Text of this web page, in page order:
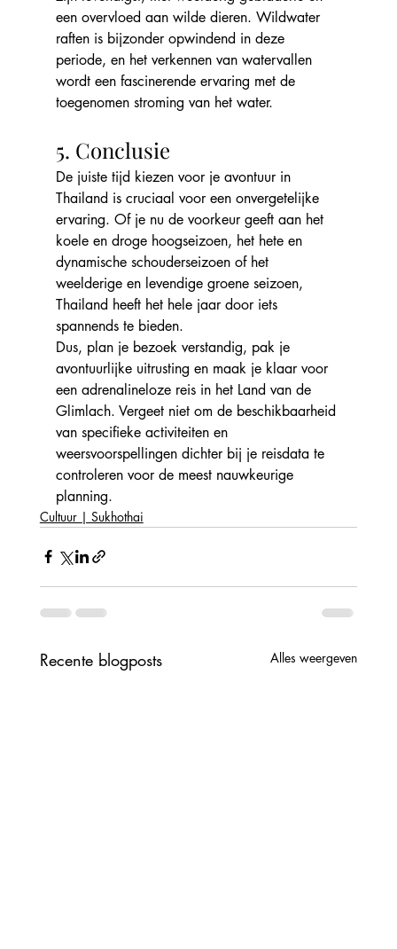
een overvloed aan wilde dieren. Wildwater
raften is bijzonder opwindend in deze
periode, en het verkennen van watervallen
wordt een fascinerende ervaring met de
toegenomen stroming van het water.
5. Conclusie
De juiste tijd kiezen voor je avontuur in
Thailand is cruciaal voor een onvergetelijke
ervaring. Of je nu de voorkeur geeft aan het
koele en droge hoogseizoen, het hete en
dynamische schouderseizoen of het
weelderige en levendige groene seizoen,
Thailand heeft het hele jaar door iets
spannends te bieden.
Dus, plan je bezoek verstandig, pak je
avontuurlijke uitrusting en maak je klaar voor
een adrenalineloze reis in het Land van de
Glimlach. Vergeet niet om de beschikbaarheid
van specifieke activiteiten en
weersvoorspellingen dichter bij je reisdata te
controleren voor de meest nauwkeurige
planning.
Cultuur | Sukhothai
Recente blogposts Alles weergeven